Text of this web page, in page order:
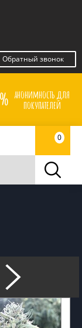
Обратный звонок
анонимность для
покупателей
0